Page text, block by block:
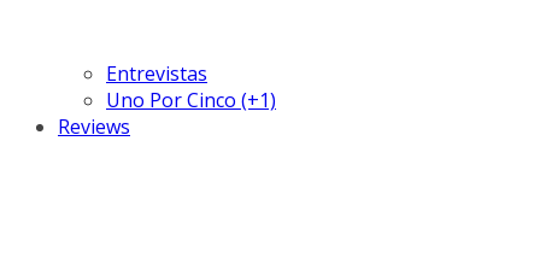
Entrevistas
Uno Por Cinco (+1)
Reviews